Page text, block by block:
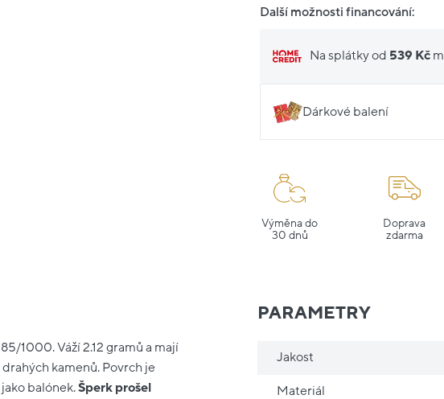
Další možnosti financování:
Na splátky od 539 Kč
Dárkové balení
Výměna do
30 dnů
Doprava
zdarma
1000. Váží 2.12 gramů a mají
kamenů. Povrch je
balónek.Šperk prošel
PARAMETRY
Jakost
Materiál